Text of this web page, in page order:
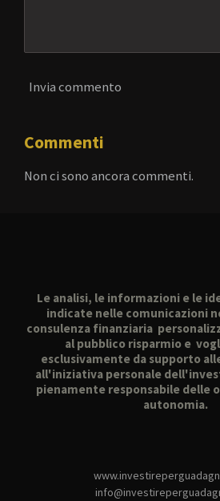
Invia commento
Commenti
Non ci sono ancora commenti.
Le analisi, le informazioni e le
indicate nelle comunicazioni
consulenza finanziaria
al pubblico risparmio e
esclusivamente da supporto
all'iniziativa personale
pienamente responsabile delle
autonomia.